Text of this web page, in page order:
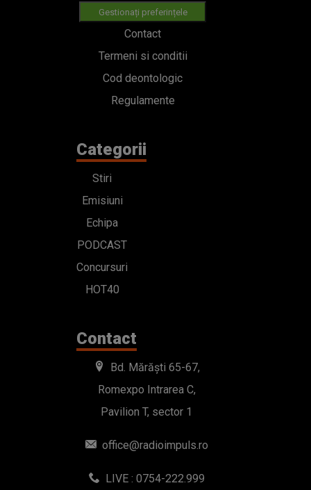
Gestionați preferințele
Contact
Termeni si conditii
Cod deontologic
Regulamente
Categorii
Stiri
Emisiuni
Echipa
PODCAST
Concursuri
HOT40
Contact
Bd. Mărăști 65-67,
Romexpo Intrarea C,
Pavilion T, sector 1
office@radioimpuls.ro
LIVE : 0754-222.999